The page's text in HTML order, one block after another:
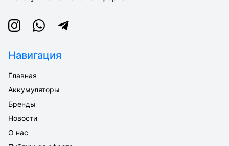
InstagramWhatsappTelegram
Навигация
Главная
Аккумуляторы
Бренды
Новости
О нас